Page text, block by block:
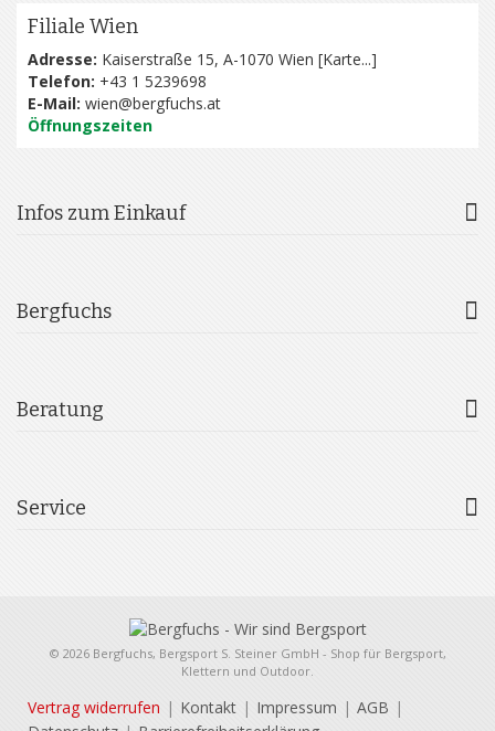
Filiale Wien
Adresse: Kaiserstraße 15, A-1070 Wien [Karte...]
Telefon: +43 1 5239698
E-Mail: wien@bergfuchs.at
Öffnungszeiten
Infos zum Einkauf
Bergfuchs
Beratung
Service
© 2026 Bergfuchs, Bergsport S. Steiner GmbH - Shop für Bergsport,
Klettern und Outdoor.
Vertrag widerrufen Kontakt Impressum
AGB